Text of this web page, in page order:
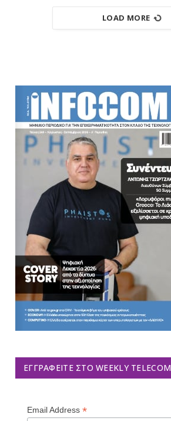
LOAD MORE
ΕΓΓΡΑΦΕΊΤΕ ΣΤΟ WEEKLY TELECOM
Email Address *